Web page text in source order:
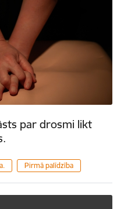
par drosmi likt
Pirmā palīdzība